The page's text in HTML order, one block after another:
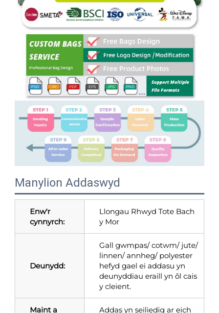
Manylion Addaswyd
Enw'r
cynnyrch:
Llongau Rhwyd Tote Bach
y Mor
Deunydd:
Gall gwmpas/ cotwm/ jute/
linnen/ annheg/ polyester
hefyd gael ei addasu yn
deunyddiau eraill yn ôl cais
y cleient.
Maint a
Addas yn seiliedig ar eich